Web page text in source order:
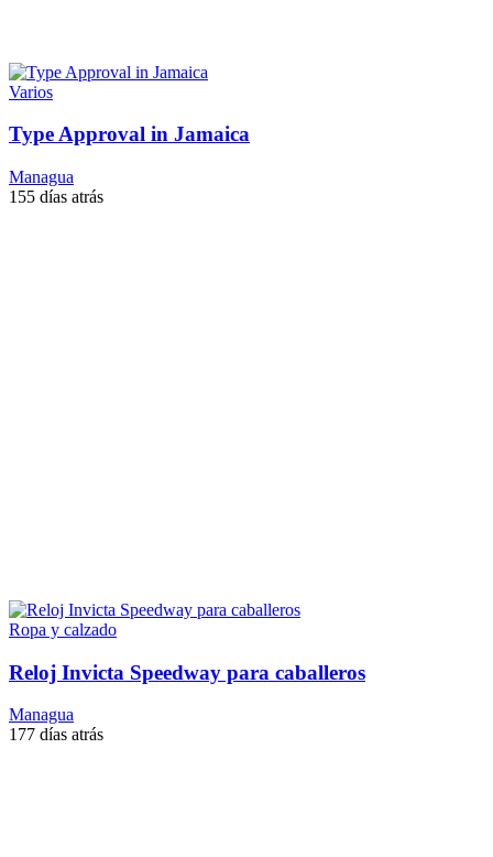
Varios
Type Approval in Jamaica
Managua
155 días atrás
Ropa y calzado
Reloj Invicta Speedway para caballeros
Managua
177 días atrás